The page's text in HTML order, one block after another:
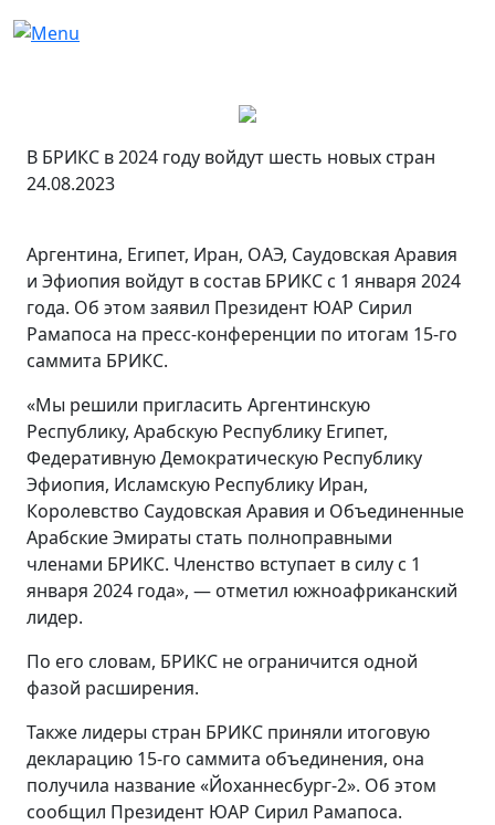
В БРИКС в 2024 году войдут шесть новых стран
24.08.2023
Аргентина, Египет, Иран, ОАЭ, Саудовская Аравия
и Эфиопия войдут в состав БРИКС с 1 января 2024
года. Об этом заявил Президент ЮАР Сирил
Рамапоса на пресс-конференции по итогам 15-го
саммита БРИКС.
«Мы решили пригласить Аргентинскую
Республику, Арабскую Республику Египет,
Федеративную Демократическую Республику
Эфиопия, Исламскую Республику Иран,
Королевство Саудовская Аравия и Объединенные
Арабские Эмираты стать полноправными
членами БРИКС. Членство вступает в силу с 1
января 2024 года», — отметил южноафриканский
лидер.
По его словам, БРИКС не ограничится одной
фазой расширения.
Также лидеры стран БРИКС приняли итоговую
декларацию 15-го саммита объединения, она
получила название «Йоханнесбург-2». Об этом
сообщил Президент ЮАР Сирил Рамапоса.